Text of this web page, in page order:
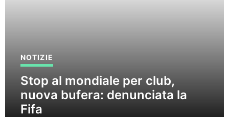
NOTIZIE
Stop al mondiale per club,
nuova bufera: denunciata la
Fifa